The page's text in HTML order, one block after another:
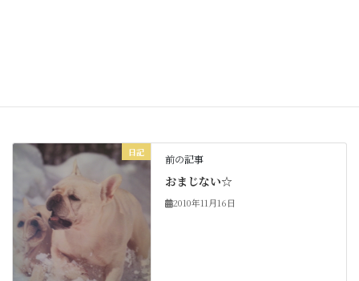
日記
前の記事
おまじない☆
2010年11月16日